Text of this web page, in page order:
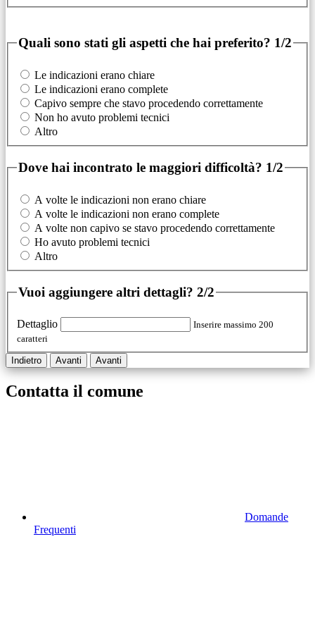
Quali sono stati gli aspetti che hai preferito? 1/2
Le indicazioni erano chiare
Le indicazioni erano complete
Capivo sempre che stavo procedendo correttamente
Non ho avuto problemi tecnici
Altro
Dove hai incontrato le maggiori difficoltà? 1/2
A volte le indicazioni non erano chiare
A volte le indicazioni non erano complete
A volte non capivo se stavo procedendo correttamente
Ho avuto problemi tecnici
Altro
Vuoi aggiungere altri dettagli? 2/2
Dettaglio
Inserire massimo 200
caratteri
Indietro Avanti Avanti
Contatta il comune
Domande
Frequenti